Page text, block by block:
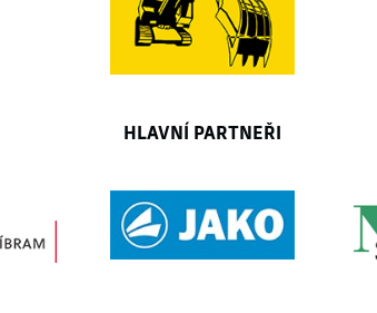
HLAVNÍ PARTNEŘI